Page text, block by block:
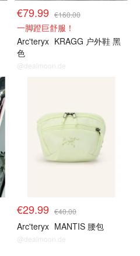
€79.99 €160.00
一脚蹬巨舒服！
Arc'teryx KRAGG 户外鞋 黑
色
@dealmoon.de
€29.99 €40.00
Arc'teryx MANTIS 腰包
@dealmoon.de